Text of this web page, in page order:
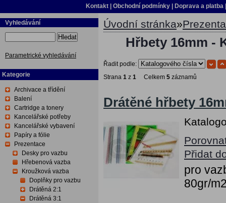
Kontakt Obchodní podmínky Doprava a platba
Vyhledávání
Hledat
Parametrické vyhledávání
Kategorie
Archivace a třídění
Balení
Cartridge a tonery
Kancelářské potřeby
Kancelářské vybavení
Papíry a fólie
Prezentace
Desky pro vazbu
Hřebenová vazba
Kroužková vazba
Doplňky pro vazbu
Drátěná 2:1
Drátěná 3:1
Úvodní stránka»
Hřbety 16mm -
Řadit podle:
Strana 1 z 1 Celkem 5 záznamů
Drátěné hřbety
Přidat
pro
80gr/